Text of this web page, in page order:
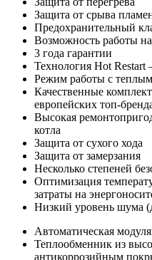
Защита от срыва
Предохранительный
Возможность работы
3 года гарантии
Технология Hot Restart
Режим работы с
Качественные
европейских топ-
Высокая
котла
Защита от сухого хода
Защита от замерзания
Несколько степеней
Оптимизация
затраты на
Низкий уровень шума
Автоматическая
Теплообменник из
антикоррозийным